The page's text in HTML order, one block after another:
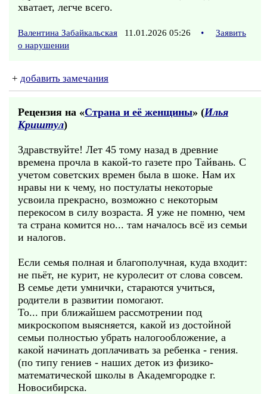
хватает, легче всего.
Валентина Забайкальская 11.01.2026 05:26 •
Заявить
о нарушении
+ добавить замечания
Рецензия на «Страна и её женщины» (Илья
Криштул)
Здравствуйте! Лет 45 тому назад в древние
времена прочла в какой-то газете про Тайвань. С
учетом советских времен была в шоке. Нам их
нравы ни к чему, но постулаты некоторые
усвоила прекрасно, возможно с некоторым
перекосом в силу возраста. Я уже не помню, чем
та страна комится но... там началось всё из семьи
и налогов.
Если семья полная и благополучная, куда входит:
не пьёт, не курит, не куролесит от слова совсем.
В семье дети умнички, стараются учиться,
родители в развитии помогают.
То... при ближайшем рассмотрении под
микроскопом выясняется, какой из достойной
семьи полностью убрать налогообложение, а
какой начинать доплачивать за ребенка - гения.
(по типу гениев - наших деток из физико-
математической школы в Академгородке г.
Новосибирска.